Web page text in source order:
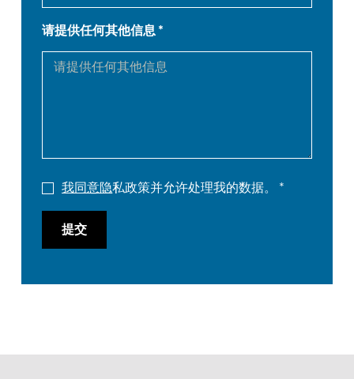
请提供任何其他信息
我同意隐私政策并允许处理我的数据。
提交